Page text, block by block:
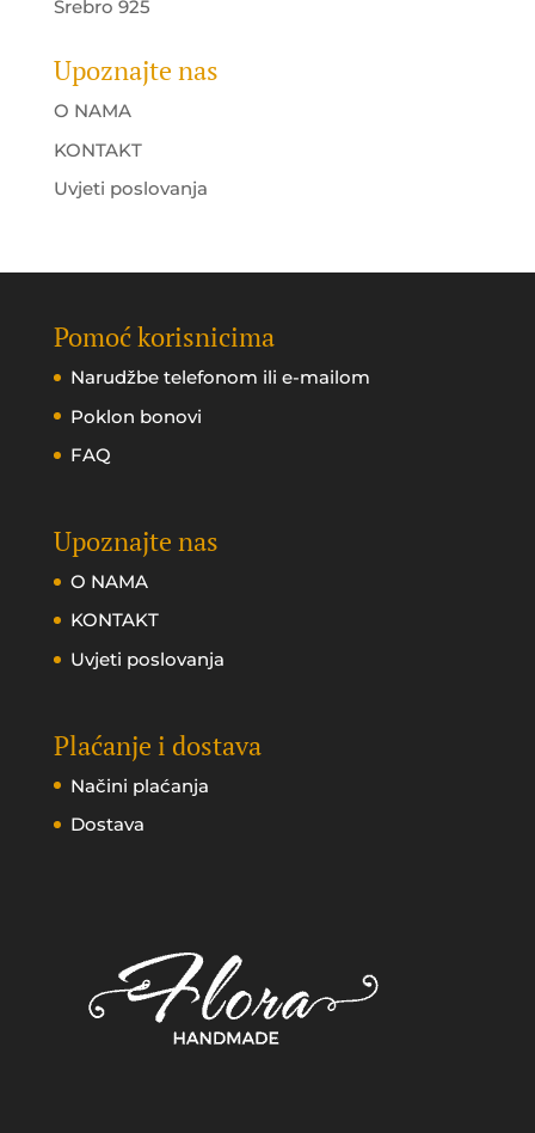
Srebro 925
Upoznajte nas
O NAMA
KONTAKT
Uvjeti poslovanja
Pomoć korisnicima
Narudžbe telefonom ili e-mailom
Poklon bonovi
FAQ
Upoznajte nas
O NAMA
KONTAKT
Uvjeti poslovanja
Plaćanje i dostava
Načini plaćanja
Dostava